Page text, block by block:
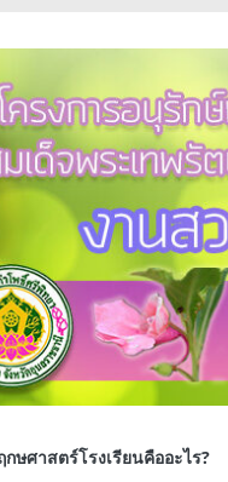
ษศาสตร์โรงเรียนคืออะไร?